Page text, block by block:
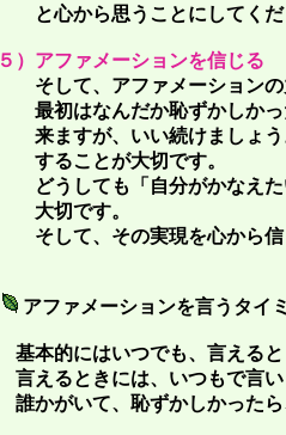
と心から思うことにしてくだ
５）アファメーションを信じる
そして、アファメーションの
最初はなんだか恥ずかしかっ
来ますが、いい続けましょう
することが大切です。
どうしても「自分がかなえた
大切です。
そして、その実現を心から信
アファメーションを言うタイ
基本的にはいつでも、言える
言えるときには、いつもで言
誰かがいて、恥ずかしかった